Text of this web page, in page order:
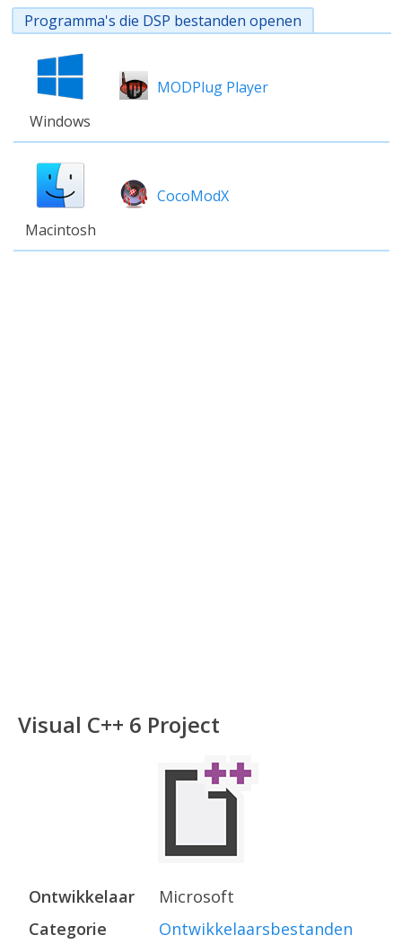
Programma's die DSP bestanden openen
Windows
MODPlug Player
Macintosh
CocoModX
Visual C++ 6 Project
Ontwikkelaar
Microsoft
Categorie
Ontwikkelaarsbestanden